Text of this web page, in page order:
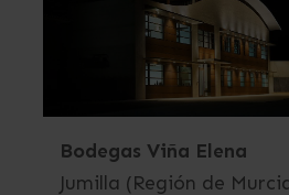
Bodegas Viña Elena
Jumilla (Región de